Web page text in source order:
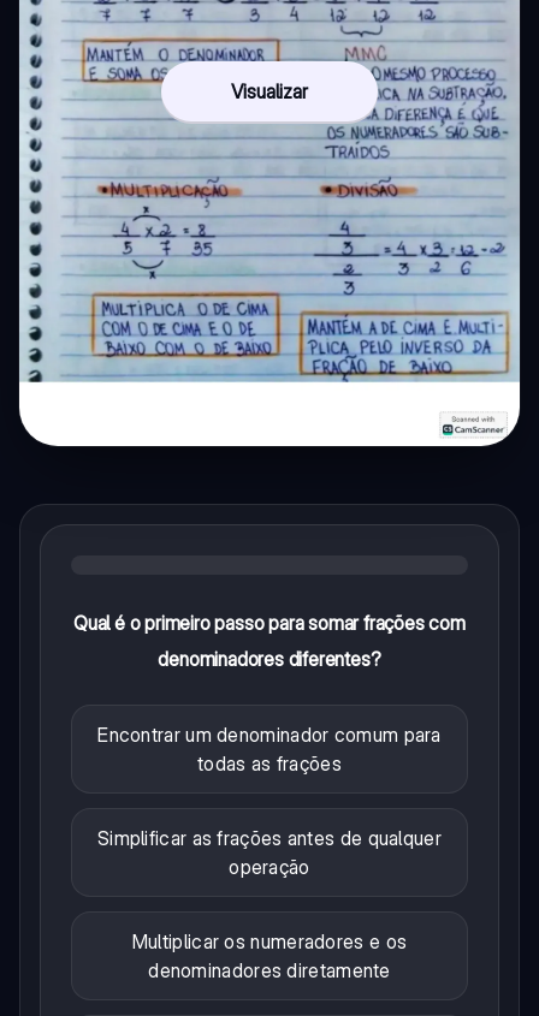
Visualizar
Qual é o primeiro passo para somar frações com
denominadores diferentes?
Encontrar um denominador comum para
todas as frações
Simplificar as frações antes de qualquer
operação
Multiplicar os numeradores e os
denominadores diretamente